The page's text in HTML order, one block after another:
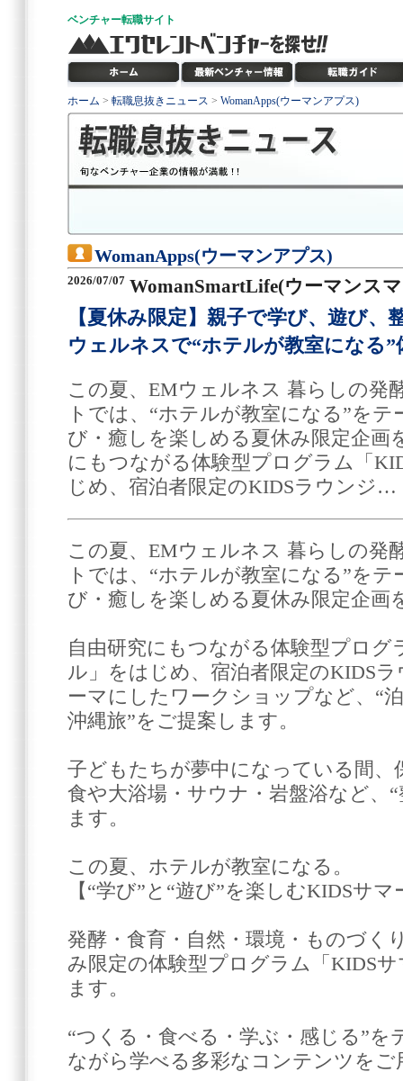
ベンチャー転職サイト
ホーム > 転職息抜きニュース > WomanApps(ウーマンアプス)
WomanApps(ウーマンアプス)
2026/07/07 WomanSmartLife(ウーマンス
【夏休み限定】親子で学び、遊び
ウェルネスで“ホテルが教室になる”
この夏、EMウェルネス 暮らしの発
トでは、“ホテルが教室になる”を
び・癒しを楽しめる夏休み限定企画
にもつながる体験型プログラム「
じめ、宿泊者限定のKIDSラウンジ…
この夏、EMウェルネス 暮らしの発
トでは、“ホテルが教室になる”を
び・癒しを楽しめる夏休み限定企画
自由研究にもつながる体験型プログ
ル」をはじめ、宿泊者限定のKIDS
ーマにしたワークショップなど、“
沖縄旅”をご提案します。
子どもたちが夢中になっている間、
食や大浴場・サウナ・岩盤浴など、
ます。
この夏、ホテルが教室になる。
【“学び”と“遊び”を楽しむKIDSサ
発酵・食育・自然・環境・ものづく
み限定の体験型プログラム「KIDS
ます。
“つくる・食べる・学ぶ・感じる”を
ながら学べる多彩なコンテンツをご